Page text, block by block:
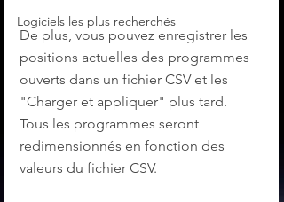
Logiciels les plus recherchés
De plus, vous pouvez enregistrer les
positions actuelles des programmes
ouverts dans un fichier CSV et les
"Charger et appliquer" plus tard.
Tous les programmes seront
redimensionnés en fonction des
valeurs du fichier CSV.